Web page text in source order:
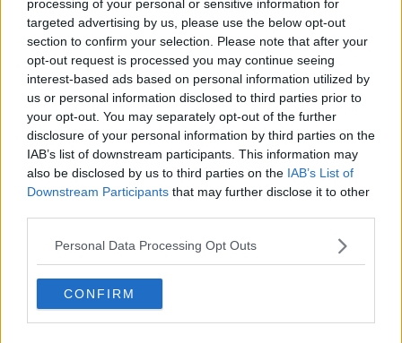
processing of your personal or sensitive information for
targeted advertising by us, please use the below opt-out
section to confirm your selection. Please note that after your
opt-out request is processed you may continue seeing
interest-based ads based on personal information utilized by
us or personal information disclosed to third parties prior to
your opt-out. You may separately opt-out of the further
disclosure of your personal information by third parties on the
IAB’s list of downstream participants. This information may
also be disclosed by us to third parties on the IAB’s List of
Downstream Participants that may further disclose it to other
Personal Data Processing Opt Outs
CONFIRM
Se vuoi leggere le notizie principali della Toscana iscriviti alla
Newsletter QUInews - ToscanaMedia.Arriva gratis tutti i giorni
alle 20:00 direttamente nella tua casella di posta.
Basta cliccare QUI
Ti potrebbe interessare anche:
Articoli dal Blog “Legalità e non solo” di Salvatore Calleri
Il “dopo” Matteo Messina Denaro
Vademecum antimafia per gli elettori
Toscana chiama Palermo
Serve un esercito europeo
I superbonus rischiano di favorire la mafia